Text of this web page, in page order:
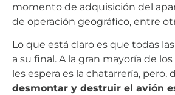
momento de adquisición del
de operación geográfico, entre
Lo que está claro es que todas
a su final. A la gran mayoría de
les espera es la chatarrería, pero,
desmontar y destruir el avión